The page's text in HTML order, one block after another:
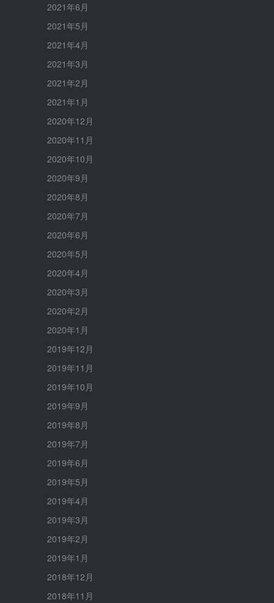
2021年6月
2021年5月
2021年4月
2021年3月
2021年2月
2021年1月
2020年12月
2020年11月
2020年10月
2020年9月
2020年8月
2020年7月
2020年6月
2020年5月
2020年4月
2020年3月
2020年2月
2020年1月
2019年12月
2019年11月
2019年10月
2019年9月
2019年8月
2019年7月
2019年6月
2019年5月
2019年4月
2019年3月
2019年2月
2019年1月
2018年12月
2018年11月